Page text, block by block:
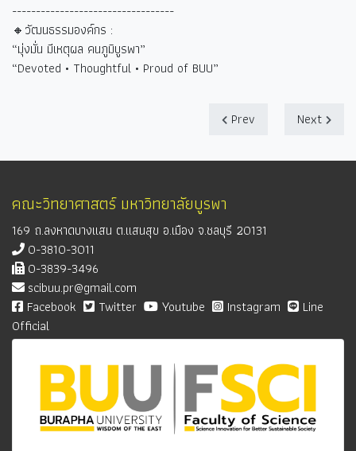
----------------------------------
🔸วัฒนธรรมองค์กร :
“มุ่งมั่น มีเหตุผล คนภูมิบูรพา”
“Devoted • Thoughtful • Proud of BUU”
Prev Next
คณะวิทยาศาสตร์ มหาวิทยาลัยบูรพา
169 ถ.ลงหาดบางแสน ต.แสนสุข อ.เมือง จ.ชลบุรี 20131
0-3810-3011
0-3839-3496
scibuu.pr@gmail.com
Facebook
Twitter Youtube Instagram
Line
Official